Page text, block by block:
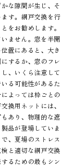
な隙間が生じ、そ
す。網戸交換を行
をお勧めします。
ません。窓を半開
置にあると、大き
するか、窓のフレ
、いくら注意して
る可能性があるた
よっては枠ごとの
換用ネットには、
あり、物理的な遮
品が登場していま
、夏場のストレス
と適切な網戸交換
るための最もシン